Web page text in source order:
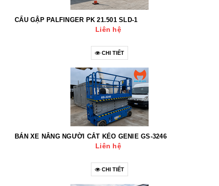
CẨU GẬP PALFINGER PK 21.501 SLD-1
Liên hệ
CHI TIẾT
BÁN XE NÂNG NGƯỜI CẮT KÉO GENIE GS-3246
Liên hệ
CHI TIẾT